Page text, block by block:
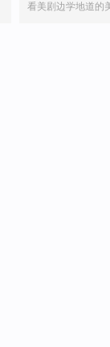
看美剧边学地道的